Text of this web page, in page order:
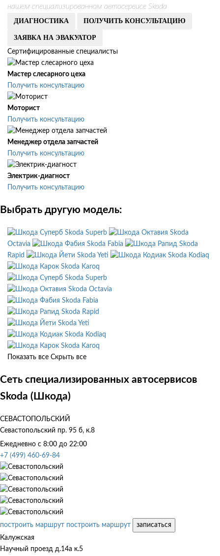
нашем специализированном автосервисе Skoda
ДИАГНОСТИКА ПОЛУЧИТЬ КОНСУЛЬТАЦИЮ
ЗАЯВКА НА ЭВАКУАТОР
Сертифицированные специалисты
Мастер слесарного цеха
Получить консультацию
Моторист
Получить консультацию
Менеджер отдела запчастей
Получить консультацию
Электрик-диагност
Получить консультацию
Выбрать другую модель:
Skoda Superb
Skoda
Octavia
Skoda Fabia
Skoda
Rapid
Skoda Yeti
Skoda Kodiaq
Skoda Karoq
Skoda Superb
Skoda Octavia
Skoda Fabia
Skoda Rapid
Skoda Yeti
Skoda Kodiaq
Skoda Karoq
Показать все Скрыть все
Сеть специализированных автосервисов
Skoda (Шкода)
СЕВАСТОПОЛЬСКИЙ
Севастопольский пр. 95 б, к.8
Ежедневно с 8:00 до 22:00
+7 (499) 460-69-84
построить маршрут построить маршрут
записаться
Калужская
Научный проезд д.14а к.5